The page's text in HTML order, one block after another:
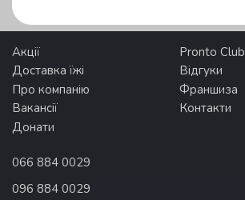
Акції
Pronto Club
Доставка їжі
Відгуки
Про компанію
Франшиза
Вакансії
Контакти
Донати
066 884 0029
096 884 0029